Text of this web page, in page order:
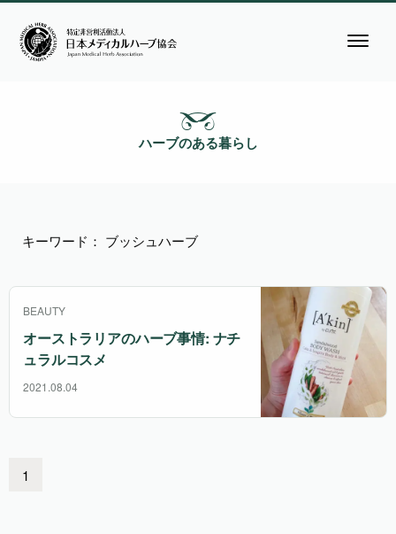
ハーブのある暮らし
キーワード： ブッシュハーブ
BEAUTY
オーストラリアのハーブ事情: ナチ
ュラルコスメ
2021.08.04
1